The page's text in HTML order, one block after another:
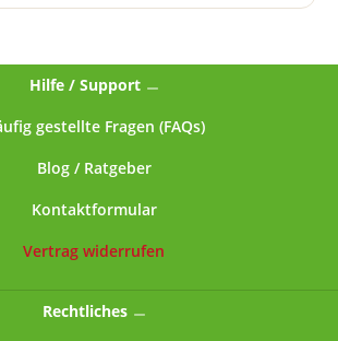
Hilfe / Support
gestellte Fragen (FAQs)
Blog / Ratgeber
Kontaktformular
Vertrag widerrufen
Rechtliches